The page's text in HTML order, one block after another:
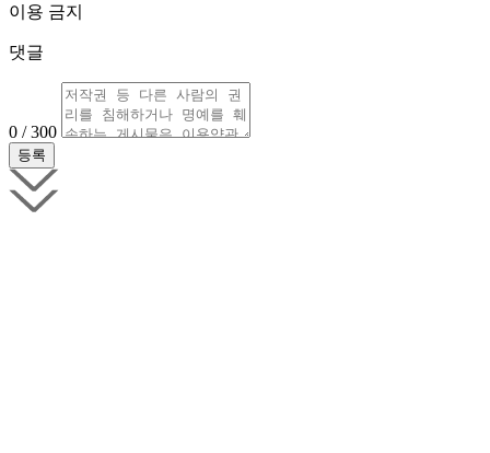
이용 금지
댓글
0 / 300